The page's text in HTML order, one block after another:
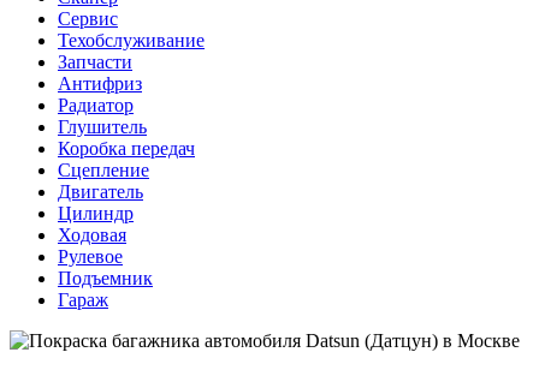
Сервис
Техобслуживание
Запчасти
Антифриз
Радиатор
Глушитель
Коробка передач
Сцепление
Двигатель
Цилиндр
Ходовая
Рулевое
Подъемник
Гараж